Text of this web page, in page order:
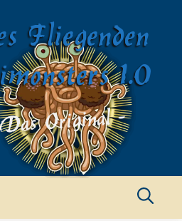
Fliegenden
1.0
Original -